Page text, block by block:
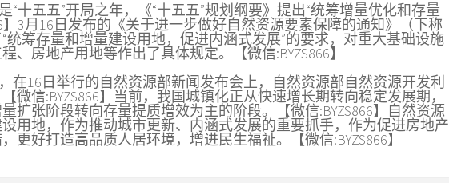
是“十五五”开局之年，《“十五五”规划纲要》提出“统筹增量优化和存量
】3月16日发布的《关于进一步做好自然资源要素保障的通知》（下称
统筹存量和增量建设用地，促进内涵式发展”的要求，对重大基础设施
、房地产用地等作出了具体规定。【微信:BYZS866】
，在16日举行的自然资源部新闻发布会上，自然资源部自然资源开发利
微信:BYZS866】当前，我国城镇化正从快速增长期转向稳定发展期，
扩张阶段转向存量提质增效为主的阶段。【微信:BYZS866】自然资源
用地，作为推动城市更新、内涵式发展的重要抓手，作为促进房地产
更好打造高品质人居环境，增进民生福祉。【微信:BYZS866】